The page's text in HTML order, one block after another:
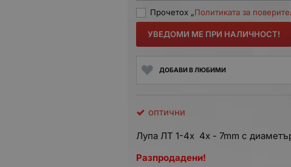
Прочетох „Политиката за
УВЕДОМИ МЕ ПРИ НАЛИЧНОСТ!
ДОБАВИ В ЛЮБИМИ
оптични
Лупа ЛТ 1-4x 4x - 7mm с
Разпродадени!